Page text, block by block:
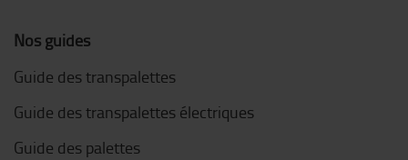
Nos guides
Guide des transpalettes
Guide des transpalettes électriques
Guide des palettes